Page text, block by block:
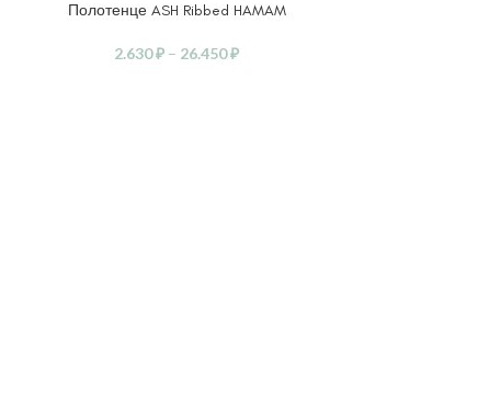
ВЫБЕРИТЕ ПАРАМЕТРЫ
Полотенце ASH Ribbed HAMAM
2.630₽ – 26.450₽